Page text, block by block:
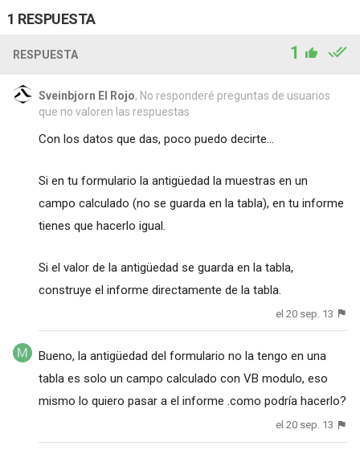
1 RESPUESTA
RESPUESTA 1
Sveinbjorn El Rojo, No responderé preguntas de usuarios
que no valoren las respuestas
Con los datos que das, poco puedo decirte...
Si en tu formulario la antigüedad la muestras en un
campo calculado (no se guarda en la tabla), en tu informe
tienes que hacerlo igual.
Si el valor de la antigüedad se guarda en la tabla,
construye el informe directamente de la tabla.
el 20 sep. 13
Bueno, la antigüedad del formulario no la tengo en una
tabla es solo un campo calculado con VB modulo, eso
mismo lo quiero pasar a el informe .como podría hacerlo?
el 20 sep. 13